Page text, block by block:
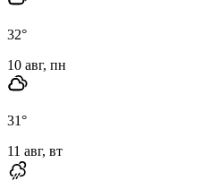
32°
10 авг, пн
31°
11 авг, вт